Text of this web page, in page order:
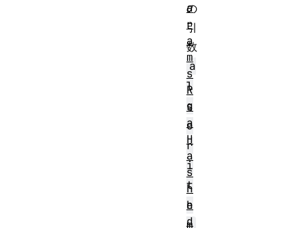
の
引
数
a
l
g
o
r
i
t
h
m
a
r
a
m
s
R
s
a
H
a
s
h
e
d